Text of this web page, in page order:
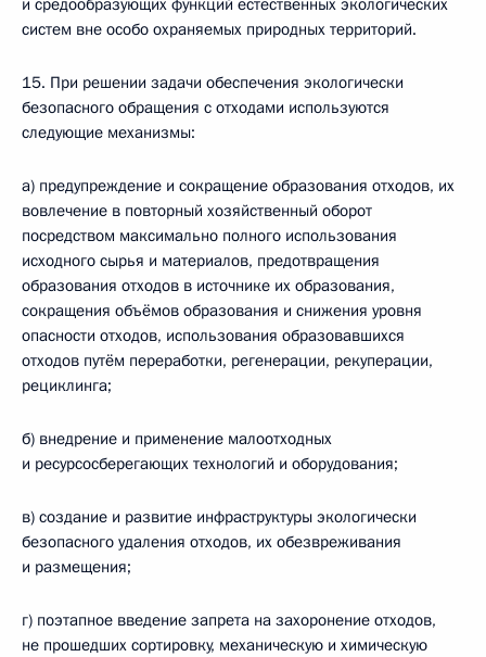
и средообразующих функций естественных экологических
систем вне особо охраняемых природных территорий.
15. При решении задачи обеспечения экологически
безопасного обращения с отходами используются
следующие механизмы:
а) предупреждение и сокращение образования отходов, их
вовлечение в повторный хозяйственный оборот
посредством максимально полного использования
исходного сырья и материалов, предотвращения
образования отходов в источнике их образования,
сокращения объёмов образования и снижения уровня
опасности отходов, использования образовавшихся
отходов путём переработки, регенерации, рекуперации,
рециклинга;
б) внедрение и применение малоотходных
и ресурсосберегающих технологий и оборудования;
в) создание и развитие инфраструктуры экологически
безопасного удаления отходов, их обезвреживания
и размещения;
г) поэтапное введение запрета на захоронение отходов,
не прошедших сортировку, механическую и химическую